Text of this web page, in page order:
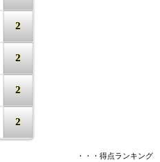
2
2
2
2
・・・得点ランキング